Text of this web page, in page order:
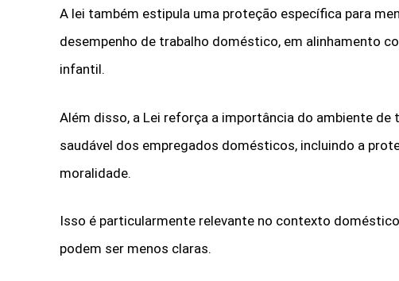
A lei também estipula uma proteção específica para
desempenho de trabalho doméstico, em alinhamento
infantil.
Além disso, a Lei reforça a importância do ambiente
saudável dos empregados domésticos, incluindo a
moralidade.
Isso é particularmente relevante no contexto
podem ser menos claras.